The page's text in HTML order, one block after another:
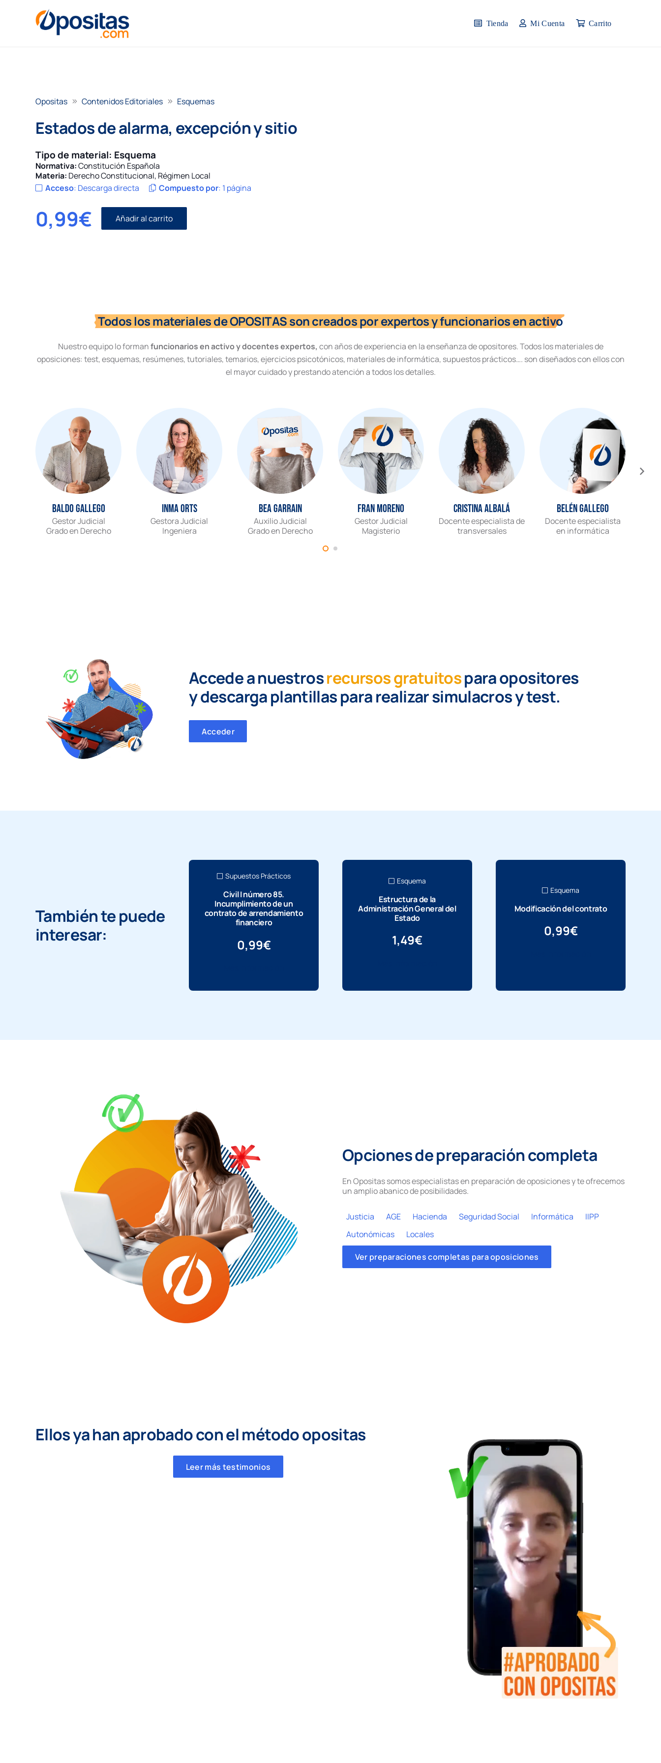
Tienda Mi Cuenta Carrito
Opositas Contenidos Editoriales Esquemas
Estados de alarma, excepción y sitio
Tipo de material: Esquema
Normativa:Constitución Española
Materia: Derecho Constitucional, Régimen Local
Acceso: Descarga directa Compuesto por: 1 página
0,99€
Estados
de
Añadir al carrito
Todos los materiales de OPOSITAS son creados por expertos y funcionarios en activo
Nuestro equipo lo formanfuncionarios en activo y docentes expertos, con años de experiencia en la enseñanza de opositores. Todos los materiales de
oposiciones: test, esquemas, resúmenes, tutoriales, temarios, ejercicios psicotónicos, materiales de informática, supuestos prácticos…. son diseñados con ellos con
el mayor cuidado y prestando atención a todos los detalles.
Baldo Gallego
Gestor Judicial
Grado en Derecho
Inma Orts
Gestora Judicial
Ingeniera
Bea Garrain
Auxilio Judicial
Grado en Derecho
Fran Moreno
Gestor Judicial
Magisterio
Cristina Albalá
Docente especialista de
transversales
Belén Gallego
Docente especialista
en informática
Accede a nuestrosrecursos gratuitospara opositores
ydescarga plantillas para realizar simulacros y test.
Acceder
También te puede
interesar:
Supuestos Prácticos
Civil I número 85.
Incumplimiento de un
contrato de arrendamiento
financiero
0,99€
Esquema
Estructura de la
Administración General del
Estado
1,49€
Esquema
Modificación del contrato
0,99€
Opciones de preparación completa
En Opositas somos especialistas en preparación de oposiciones y te ofrecemos
un amplio abanico de posibilidades.
Justicia AGE Hacienda Seguridad Social Informática
IIPP
Autonómicas
Locales
Ver preparaciones completas para oposiciones
Ellos ya han aprobado con el método opositas
Leer más testimonios